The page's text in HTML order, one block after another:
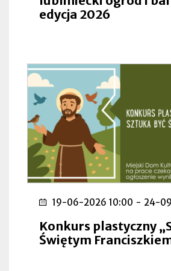
edycja 2026
19-06-2026 10:00 - 24-
Konkurs plastyczny
Świętym